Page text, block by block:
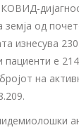
КОВИД-
земја од
изнесува
пациенти е
на